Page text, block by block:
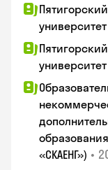
университет
университет
«СКАЕНГ») •